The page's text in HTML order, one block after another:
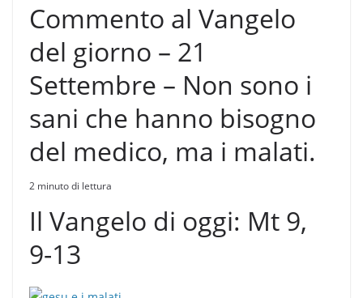
Commento al Vangelo
del giorno – 21
Settembre – Non sono i
sani che hanno bisogno
del medico, ma i malati.
2 minuto di lettura
Il Vangelo di oggi: Mt 9,
9-13